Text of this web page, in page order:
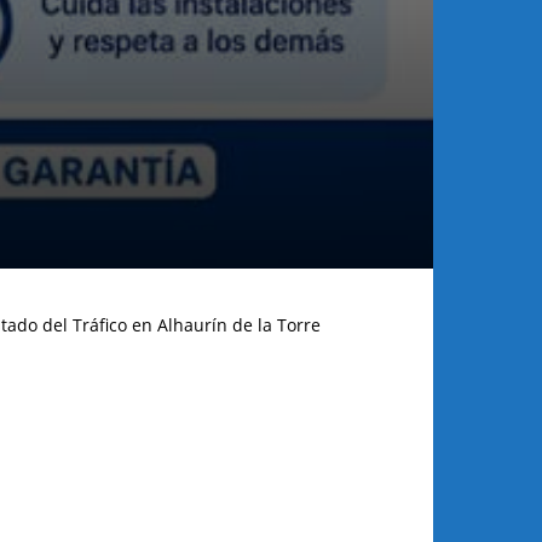
del Tráfico en Alhaurín de la Torre